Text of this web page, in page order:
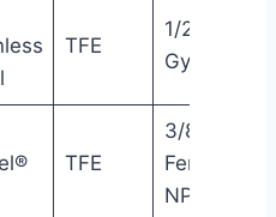
TFE
1/2″
Gyrolok®
TFE
3/8″
Female
NPT